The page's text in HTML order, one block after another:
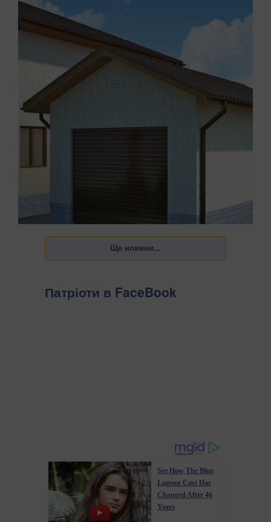
Патріоти в FaceBook
See How The Blue
Lagoon Cast Has
Changed After 46
Years